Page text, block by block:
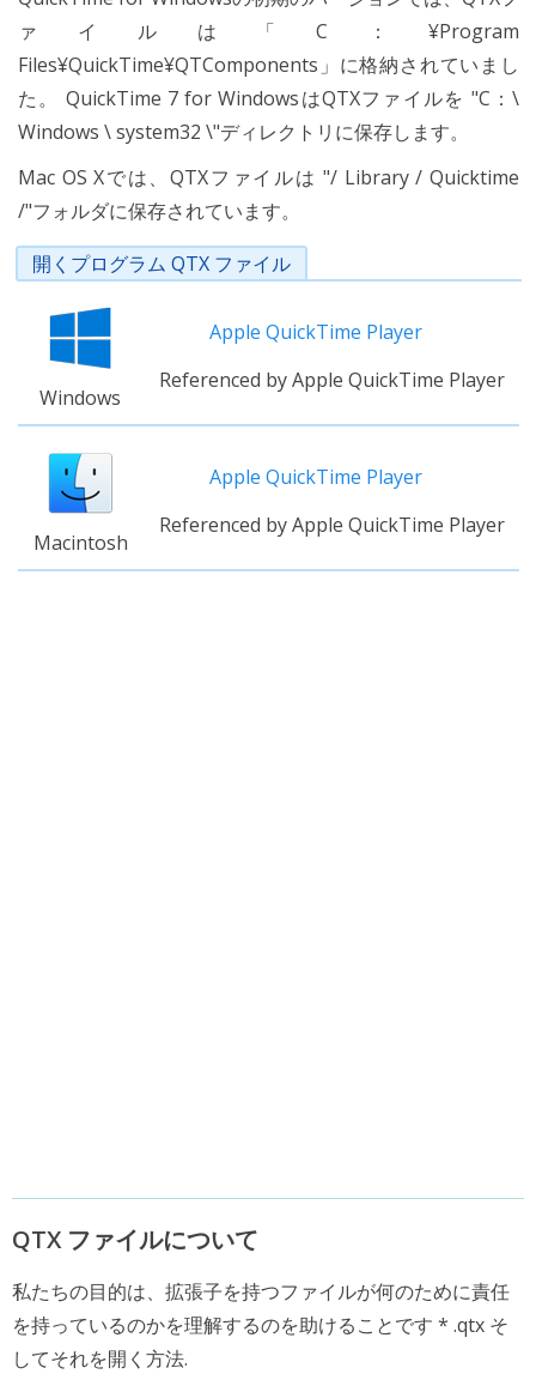
ァイルは「C：¥Program
Files¥QuickTime¥QTComponents」に格納されていまし
た。 QuickTime 7 for WindowsはQTXファイルを "C：\
Windows \ system32 \"ディレクトリに保存します。
Mac OS Xでは、QTXファイルは "/ Library / Quicktime
/"フォルダに保存されています。
開くプログラム QTX ファイル
Windows
Apple QuickTime Player
Referenced by Apple QuickTime Player
Macintosh
Apple QuickTime Player
Referenced by Apple QuickTime Player
QTX ファイルについて
私たちの目的は、拡張子を持つファイルが何のために責任
を持っているのかを理解するのを助けることです * .qtx そ
してそれを開く方法.